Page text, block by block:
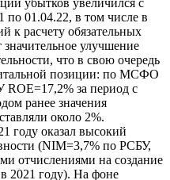
по 01.04.22, в том числе в
к расчету обязательных
улучшение
что в свою очередь
позиции: по МСФО
ROE=17,2% за период с
ранее значения
около 2%.
году оказал высокий
(NIM=3,7% по РСБУ,
отчислениями на создание
2021 году). На фоне